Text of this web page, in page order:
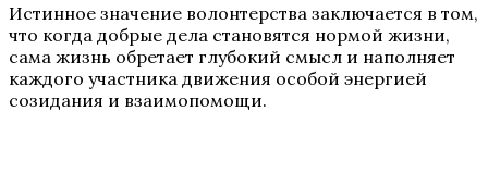
Истинное значение волонтерства заключается в том,
что когда добрые дела становятся нормой жизни,
сама жизнь обретает глубокий смысл и наполняет
каждого участника движения особой энергией
созидания и взаимопомощи.